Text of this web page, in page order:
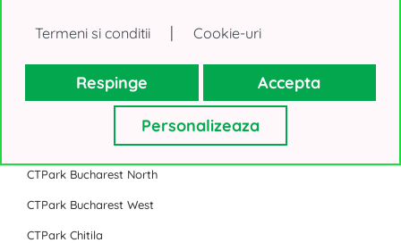
Global Logistics Chitila
CTPark Bucharest
CTPark Bucharest North
CTPark Bucharest West
CTPark Chitila
Termeni si conditii | Cookie-uri
Respinge Accepta
Personalizeaza